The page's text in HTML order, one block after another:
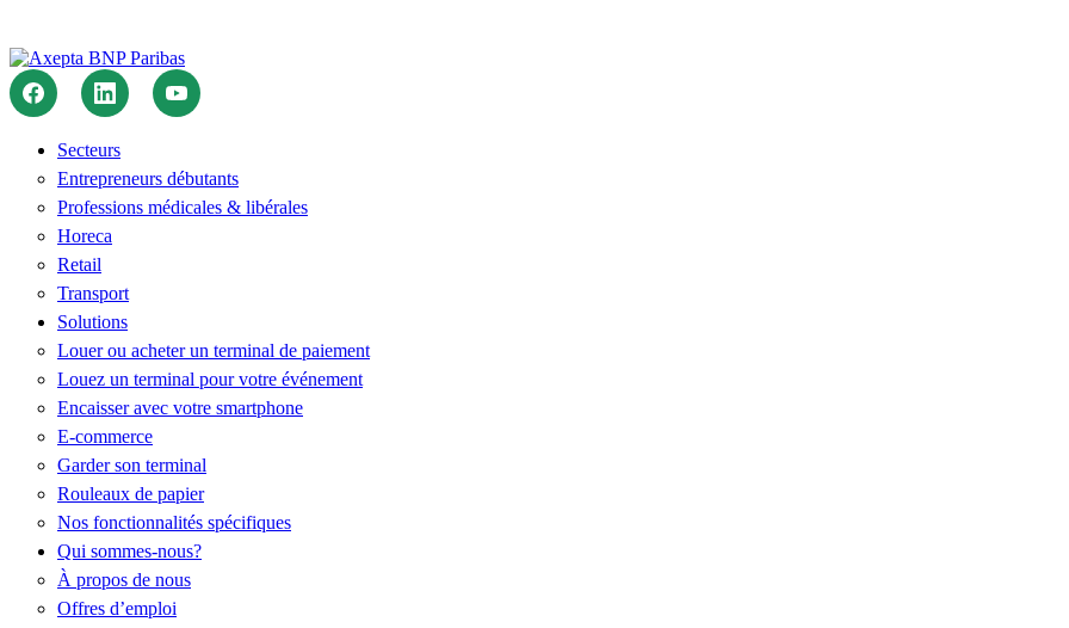
Secteurs
Entrepreneurs débutants
Professions médicales & libérales
Horeca
Retail
Transport
Solutions
Louer ou acheter un terminal de paiement
Louez un terminal pour votre événement
Encaisser avec votre smartphone
E-commerce
Garder son terminal
Rouleaux de papier
Nos fonctionnalités spécifiques
Qui sommes-nous?
À propos de nous
Offres d’emploi